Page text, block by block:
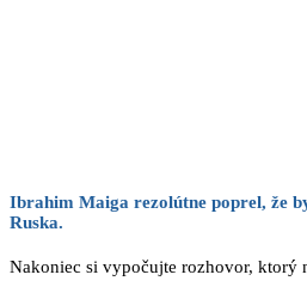
Ibrahim Maiga rezolútne poprel, že
Ruska.
Nakoniec si vypočujte rozhovor, ktorý